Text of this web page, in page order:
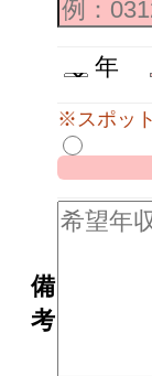
年
※スポッ
備
考